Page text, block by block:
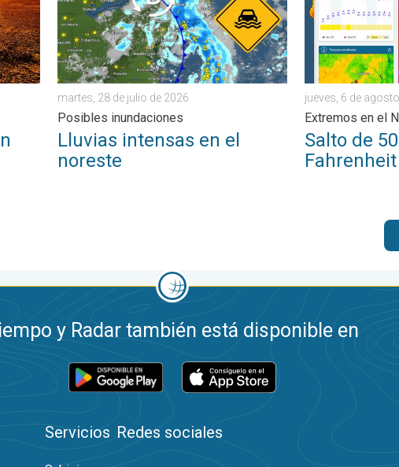
martes, 28 de julio de 2026
Posibles inundaciones
Lluvias intensas en el
noreste
jueves, 6 de
Extremos en el
Salto de
Fahrenheit
y Radar también está disponible en
Servicios Redes sociales